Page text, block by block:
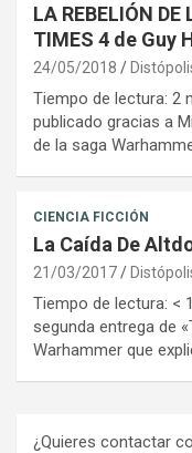
LA REBELIÓN DE
TIMES 4 de Guy
24/05/2018
Tiempo de lectura: 2
publicado gracias a
de la saga
CIENCIA FICCIÓN
La Caída De
21/03/2017
Tiempo de lectura: <
segunda entrega de
Warhammer que
¿Quieres contactar